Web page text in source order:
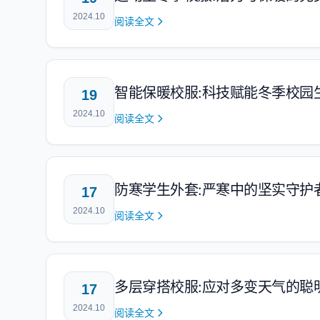
2024.10 阅读全文
19
2024.10
智能保暖校服:科技赋能冬季校园
阅读全文
17
2024.10
防寒学生外套:严寒中的坚实守护
阅读全文
17
2024.10
多层穿搭校服:应对多变天气的聪
阅读全文